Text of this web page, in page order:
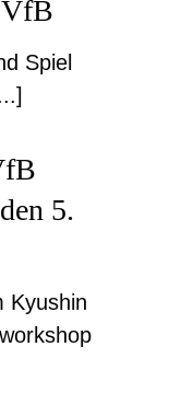
Spiel
5.
Kyushin